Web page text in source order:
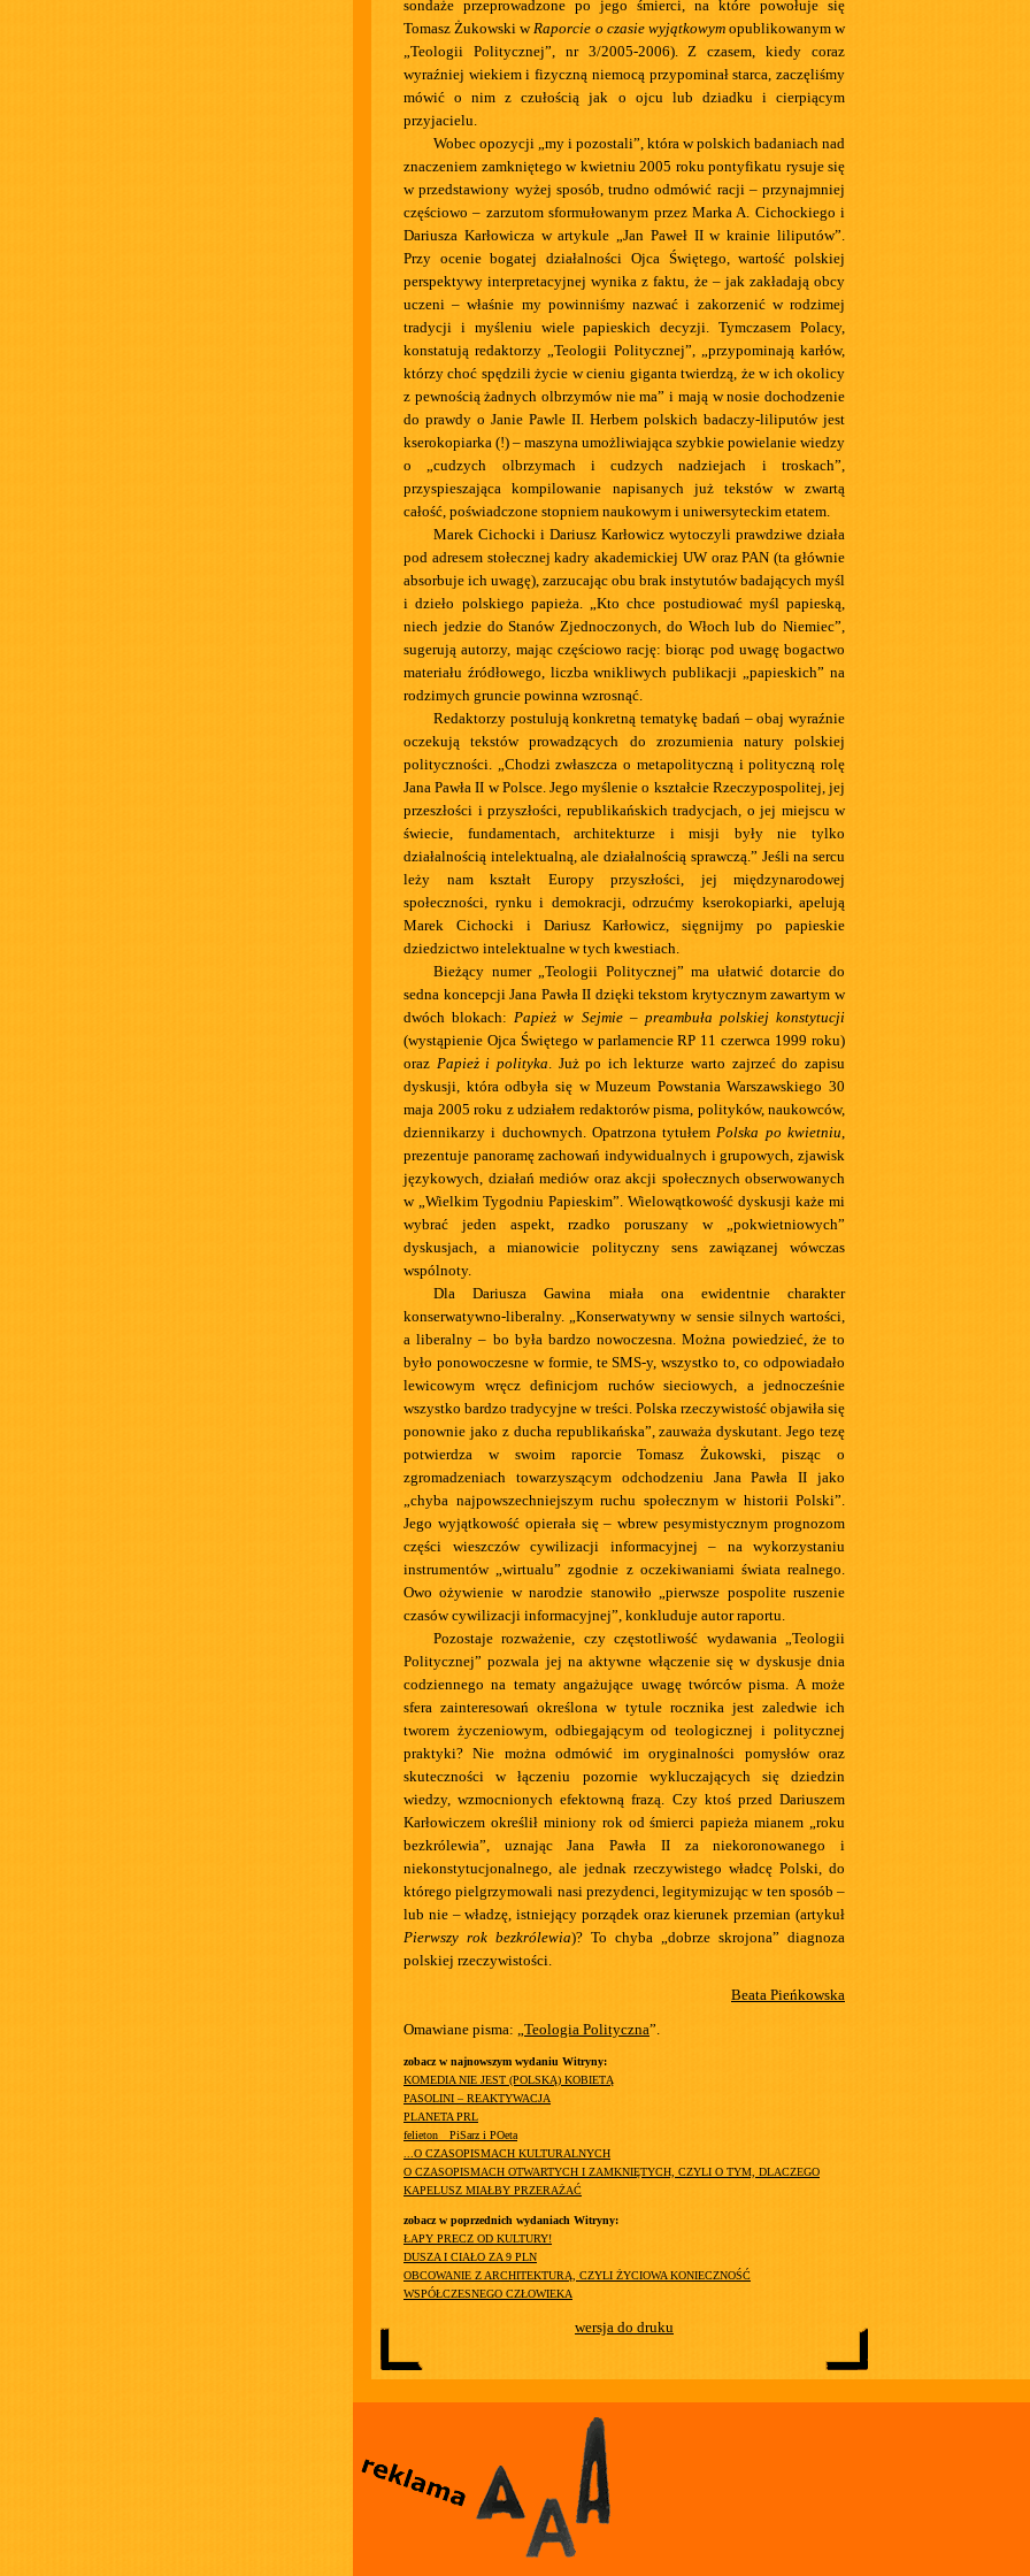
sondaże przeprowadzone po jego śmierci, na które powołuje się
Tomasz Żukowski wRaporcie o czasie wyjątkowymopublikowanym w
„Teologii Politycznej”, nr 3/2005-2006). Z czasem, kiedy coraz
wyraźniej wiekiem i fizyczną niemocą przypominał starca, zaczęliśmy
mówić o nim z czułością jak o ojcu lub dziadku i cierpiącym
przyjacielu.
Wobec opozycji „my i pozostali”, która w polskich badaniach nad
znaczeniem zamkniętego w kwietniu 2005 roku pontyfikatu rysuje się
w przedstawiony wyżej sposób, trudno odmówić racji – przynajmniej
częściowo – zarzutom sformułowanym przez Marka A. Cichockiego i
Dariusza Karłowicza w artykule „Jan Paweł II w krainie liliputów”.
Przy ocenie bogatej działalności Ojca Świętego, wartość polskiej
perspektywy interpretacyjnej wynika z faktu, że – jak zakładają obcy
uczeni – właśnie my powinniśmy nazwać i zakorzenić w rodzimej
tradycji i myśleniu wiele papieskich decyzji. Tymczasem Polacy,
konstatują redaktorzy „Teologii Politycznej”, „przypominają karłów,
którzy choć spędzili życie w cieniu giganta twierdzą, że w ich okolicy
z pewnością żadnych olbrzymów nie ma” i mają w nosie dochodzenie
do prawdy o Janie Pawle II. Herbem polskich badaczy-liliputów jest
kserokopiarka (!) – maszyna umożliwiająca szybkie powielanie wiedzy
o „cudzych olbrzymach i cudzych nadziejach i troskach”,
przyspieszająca kompilowanie napisanych już tekstów w zwartą
całość, poświadczone stopniem naukowym i uniwersyteckim etatem.
Marek Cichocki i Dariusz Karłowicz wytoczyli prawdziwe działa
pod adresem stołecznej kadry akademickiej UW oraz PAN (ta głównie
absorbuje ich uwagę), zarzucając obu brak instytutów badających myśl
i dzieło polskiego papieża. „Kto chce postudiować myśl papieską,
niech jedzie do Stanów Zjednoczonych, do Włoch lub do Niemiec”,
sugerują autorzy, mając częściowo rację: biorąc pod uwagę bogactwo
materiału źródłowego, liczba wnikliwych publikacji „papieskich” na
rodzimych gruncie powinna wzrosnąć.
Redaktorzy postulują konkretną tematykę badań – obaj wyraźnie
oczekują tekstów prowadzących do zrozumienia natury polskiej
polityczności. „Chodzi zwłaszcza o metapolityczną i polityczną rolę
Jana Pawła II w Polsce. Jego myślenie o kształcie Rzeczypospolitej, jej
przeszłości i przyszłości, republikańskich tradycjach, o jej miejscu w
świecie, fundamentach, architekturze i misji były nie tylko
działalnością intelektualną, ale działalnością sprawczą.” Jeśli na sercu
leży nam kształt Europy przyszłości, jej międzynarodowej
społeczności, rynku i demokracji, odrzućmy kserokopiarki, apelują
Marek Cichocki i Dariusz Karłowicz, sięgnijmy po papieskie
dziedzictwo intelektualne w tych kwestiach.
Bieżący numer „Teologii Politycznej” ma ułatwić dotarcie do
sedna koncepcji Jana Pawła II dzięki tekstom krytycznym zawartym w
dwóch blokach:Papież w Sejmie – preambuła polskiej konstytucji
(wystąpienie Ojca Świętego w parlamencie RP 11 czerwca 1999 roku)
oraz Papież i polityka. Już po ich lekturze warto zajrzeć do zapisu
dyskusji, która odbyła się w Muzeum Powstania Warszawskiego 30
maja 2005 roku z udziałem redaktorów pisma, polityków, naukowców,
dziennikarzy i duchownych. Opatrzona tytułemPolska po kwietniu,
prezentuje panoramę zachowań indywidualnych i grupowych, zjawisk
językowych, działań mediów oraz akcji społecznych obserwowanych
w „Wielkim Tygodniu Papieskim”. Wielowątkowość dyskusji każe mi
wybrać jeden aspekt, rzadko poruszany w „pokwietniowych”
dyskusjach, a mianowicie polityczny sens zawiązanej wówczas
wspólnoty.
Dla Dariusza Gawina miała ona ewidentnie charakter
konserwatywno-liberalny. „Konserwatywny w sensie silnych wartości,
a liberalny – bo była bardzo nowoczesna. Można powiedzieć, że to
było ponowoczesne w formie, te SMS-y, wszystko to, co odpowiadało
lewicowym wręcz definicjom ruchów sieciowych, a jednocześnie
wszystko bardzo tradycyjne w treści. Polska rzeczywistość objawiła się
ponownie jako z ducha republikańska”, zauważa dyskutant. Jego tezę
potwierdza w swoim raporcie Tomasz Żukowski, pisząc o
zgromadzeniach towarzyszącym odchodzeniu Jana Pawła II jako
„chyba najpowszechniejszym ruchu społecznym w historii Polski”.
Jego wyjątkowość opierała się – wbrew pesymistycznym prognozom
części wieszczów cywilizacji informacyjnej – na wykorzystaniu
instrumentów „wirtualu” zgodnie z oczekiwaniami świata realnego.
Owo ożywienie w narodzie stanowiło „pierwsze pospolite ruszenie
czasów cywilizacji informacyjnej”, konkluduje autor raportu.
Pozostaje rozważenie, czy częstotliwość wydawania „Teologii
Politycznej” pozwala jej na aktywne włączenie się w dyskusje dnia
codziennego na tematy angażujące uwagę twórców pisma. A może
sfera zainteresowań określona w tytule rocznika jest zaledwie ich
tworem życzeniowym, odbiegającym od teologicznej i politycznej
praktyki? Nie można odmówić im oryginalności pomysłów oraz
skuteczności w łączeniu pozornie wykluczających się dziedzin
wiedzy, wzmocnionych efektowną frazą. Czy ktoś przed Dariuszem
Karłowiczem określił miniony rok od śmierci papieża mianem „roku
bezkrólewia”, uznając Jana Pawła II za niekoronowanego i
niekonstytucjonalnego, ale jednak rzeczywistego władcę Polski, do
którego pielgrzymowali nasi prezydenci, legitymizując w ten sposób –
lub nie – władzę, istniejący porządek oraz kierunek przemian (artykuł
Pierwszy rok bezkrólewia)? To chyba „dobrze skrojona” diagnoza
polskiej rzeczywistości.
Beata Pieńkowska
Omawiane pisma: „Teologia Polityczna”.
zobacz w najnowszym wydaniu Witryny:
KOMEDIA NIE JEST (POLSKĄ) KOBIETĄ
PASOLINI – REAKTYWACJA
PLANETA PRL
felieton__PiSarz i POeta
...O CZASOPISMACH KULTURALNYCH
O CZASOPISMACH OTWARTYCH I ZAMKNIĘTYCH, CZYLI O TYM, DLACZEGO
KAPELUSZ MIAŁBY PRZERAŻAĆ
zobacz w poprzednich wydaniach Witryny:
ŁAPY PRECZ OD KULTURY!
DUSZA I CIAŁO ZA 9 PLN
OBCOWANIE Z ARCHITEKTURĄ, CZYLI ŻYCIOWA KONIECZNOŚĆ
WSPÓŁCZESNEGO CZŁOWIEKA
wersja do druku